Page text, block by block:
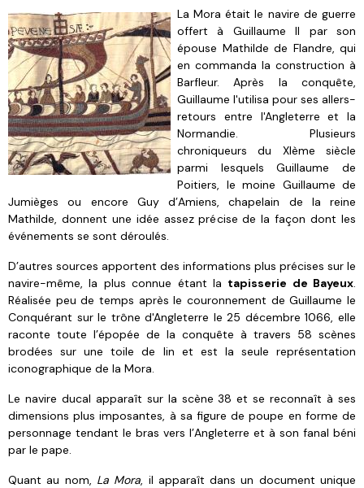
La Mora était le navire de guerre
offert à Guillaume II par son
épouse Mathilde de Flandre, qui
en commanda la construction à
Barfleur. Après la conquête,
Guillaume l'utilisa pour ses allers-
retours entre l'Angleterre et la
Normandie. Plusieurs
chroniqueurs du XIème siècle
parmi lesquels Guillaume de
Poitiers, le moine Guillaume de
Jumièges ou encore Guy d’Amiens, chapelain de la reine
Mathilde, donnent une idée assez précise de la façon dont les
événements se sont déroulés.
D’autres sources apportent des informations plus précises sur le
navire-même, la plus connue étant la tapisserie de Bayeux
Réalisée peu de temps après le couronnement de Guillaume le
Conquérant sur le trône d'Angleterre le 25 décembre 1066, elle
raconte toute l’épopée de la conquête à travers 58 scènes
brodées sur une toile de lin et est la seule représentation
iconographique de la Mora.
Le navire ducal apparaît sur la scène 38 et se reconnaît à ses
dimensions plus imposantes, à sa figure de poupe en forme de
personnage tendant le bras vers l’Angleterre et à son fanal béni
par le pape.
Quant au nom, La Mora , il apparaît dans un document unique